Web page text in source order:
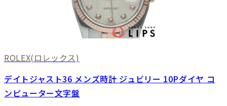
ROLEX(ロレックス)
デイトジャスト36 メンズ時計 ジュビリー 10Pダイヤ コ
ンピューター文字盤